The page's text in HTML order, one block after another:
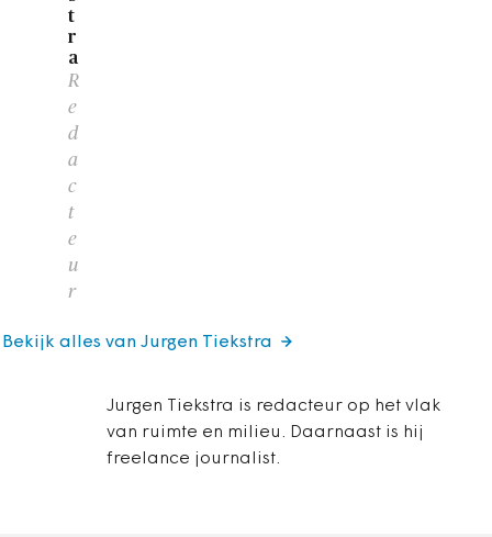
t
r
a
R
e
d
a
c
t
e
u
r
Jurgen Tiekstra is redacteur op het vlak
van ruimte en milieu. Daarnaast is hij
freelance journalist.
Bekijk alles van Jurgen Tiekstra